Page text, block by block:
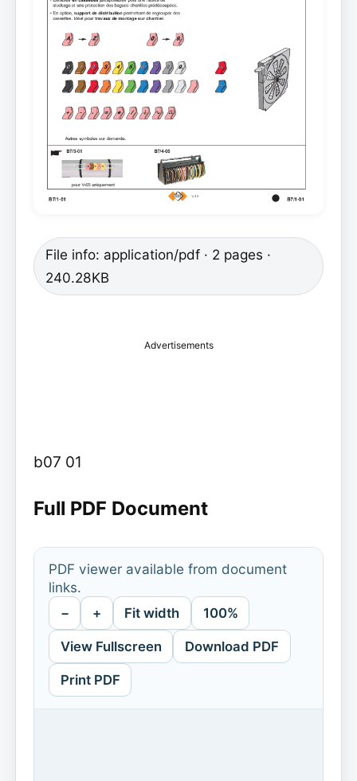
File info: application/pdf · 2 pages ·
240.28KB
Advertisements
b07 01
Full PDF Document
PDF viewer available from document
links.
− + Fit width 100%
View Fullscreen Download PDF
Print PDF